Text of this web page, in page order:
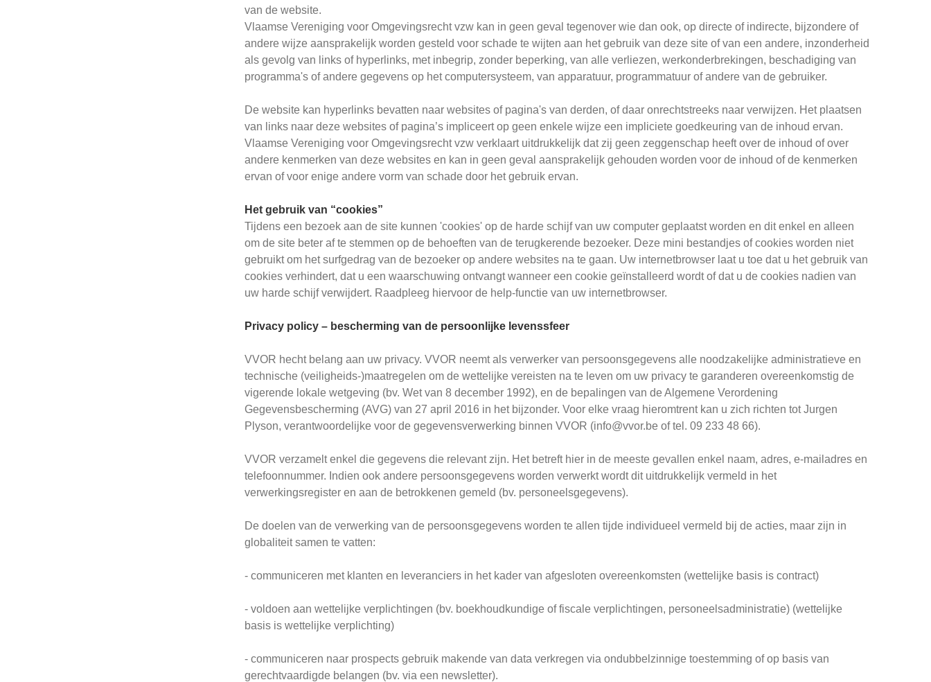
van de website.
Vlaamse Vereniging voor Omgevingsrecht vzw kan in geen geval tegenover wie dan ook, op directe of indirecte, bijzondere of
andere wijze aansprakelijk worden gesteld voor schade te wijten aan het gebruik van deze site of van een andere, inzonderheid
als gevolg van links of hyperlinks, met inbegrip, zonder beperking, van alle verliezen, werkonderbrekingen, beschadiging van
programma's of andere gegevens op het computersysteem, van apparatuur, programmatuur of andere van de gebruiker.
De website kan hyperlinks bevatten naar websites of pagina's van derden, of daar onrechtstreeks naar verwijzen. Het plaatsen
van links naar deze websites of pagina’s impliceert op geen enkele wijze een impliciete goedkeuring van de inhoud ervan.
Vlaamse Vereniging voor Omgevingsrecht vzw verklaart uitdrukkelijk dat zij geen zeggenschap heeft over de inhoud of over
andere kenmerken van deze websites en kan in geen geval aansprakelijk gehouden worden voor de inhoud of de kenmerken
ervan of voor enige andere vorm van schade door het gebruik ervan.
Het gebruik van “cookies”
Tijdens een bezoek aan de site kunnen 'cookies' op de harde schijf van uw computer geplaatst worden en dit enkel en alleen
om de site beter af te stemmen op de behoeften van de terugkerende bezoeker. Deze mini bestandjes of cookies worden niet
gebruikt om het surfgedrag van de bezoeker op andere websites na te gaan. Uw internetbrowser laat u toe dat u het gebruik van
cookies verhindert, dat u een waarschuwing ontvangt wanneer een cookie geïnstalleerd wordt of dat u de cookies nadien van
uw harde schijf verwijdert. Raadpleeg hiervoor de help-functie van uw internetbrowser.
Privacy policy – bescherming van de persoonlijke levenssfeer
VVOR hecht belang aan uw privacy. VVOR neemt als verwerker van persoonsgegevens alle noodzakelijke administratieve en
technische (veiligheids-)maatregelen om de wettelijke vereisten na te leven om uw privacy te garanderen overeenkomstig de
vigerende lokale wetgeving (bv. Wet van 8 december 1992), en de bepalingen van de Algemene Verordening
Gegevensbescherming (AVG) van 27 april 2016 in het bijzonder. Voor elke vraag hieromtrent kan u zich richten tot Jurgen
Plyson, verantwoordelijke voor de gegevensverwerking binnen VVOR (info@vvor.be of tel. 09 233 48 66).
VVOR verzamelt enkel die gegevens die relevant zijn. Het betreft hier in de meeste gevallen enkel naam, adres, e-mailadres en
telefoonnummer. Indien ook andere persoonsgegevens worden verwerkt wordt dit uitdrukkelijk vermeld in het
verwerkingsregister en aan de betrokkenen gemeld (bv. personeelsgegevens).
De doelen van de verwerking van de persoonsgegevens worden te allen tijde individueel vermeld bij de acties, maar zijn in
globaliteit samen te vatten:
- communiceren met klanten en leveranciers in het kader van afgesloten overeenkomsten (wettelijke basis is contract)
- voldoen aan wettelijke verplichtingen (bv. boekhoudkundige of fiscale verplichtingen, personeelsadministratie) (wettelijke
basis is wettelijke verplichting)
- communiceren naar prospects gebruik makende van data verkregen via ondubbelzinnige toestemming of op basis van
gerechtvaardigde belangen (bv. via een newsletter).